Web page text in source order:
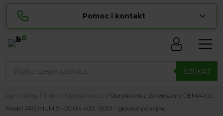
Pomoc i kontakt
Sylwia
pokaż numer
729 856 ... pokaż numer
0
produktów SZUKAJ
Agrol Sklep Sklep Opryskiwacze
Opryskiwacz Zawieszany DEMAROL
Model PREMIUM SHOGUN 400l-1200l – głowice potrójne